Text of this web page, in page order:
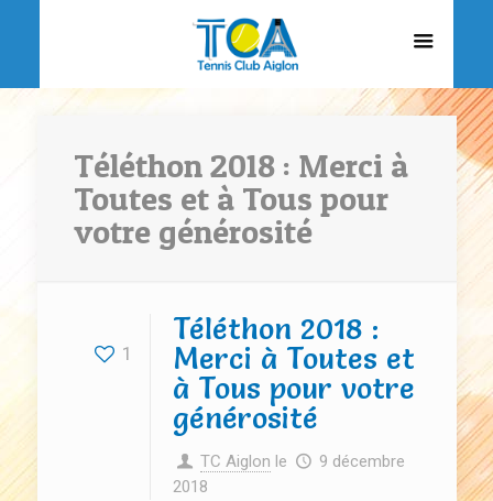
Téléthon 2018 : Merci à
Toutes et à Tous pour
votre générosité
1
Téléthon 2018 :
Merci à Toutes et
à Tous pour votre
générosité
TC Aiglon le
9 décembre
2018